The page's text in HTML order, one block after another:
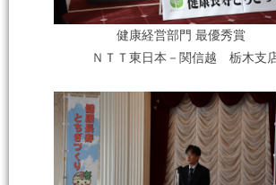
健康経営部門 最優秀賞
ＮＴＴ東日本－関信越 栃木支